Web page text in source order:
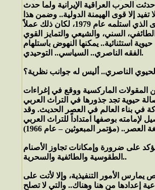
الحرب العراقية الإيرانية ولما حدث
إلا قوى الهيمنة الدولية.. وضمن هذا
السياق، فلو أن صدام انتصر في معركة الاستقلال وإعادة العراق إلى المستوى الذي استلمه عام 1979، لكان ذلك عملاً
السني، والشيعي والتمايز القوي
استثنائية.. يمكنها النهوض باستلهام
الفقه الناصري.. السياسي.. التوحيدي.
المقولات الماركسية ووقع في إغراءات
حيوية تجد جذورها في التراث العربي
في بناء العالم في العصر الحديث. وقد
لإمامته بوصفها امتداداً للتراث العربي
على ضرورة وإمكانات تجاوز الأصنام
الطقوسية والطائفية والسحرية..
الأمور التنفيذية، وإلا لأتت على
إعدادها من هنا وهناك.. والتي لا تصلح